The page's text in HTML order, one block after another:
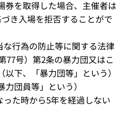
券を取得した場合、主催者は
き入場を拒否することがで
な行為の防止等に関する法律
77号）第2条の暴力団又はこ
下、「暴力団等」という）
団員等」という）
った時から5年を経過しない